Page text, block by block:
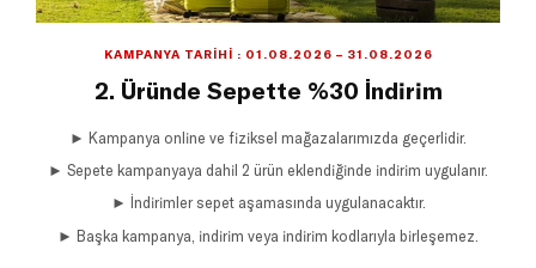
KAMPANYA TARIHI : 01.08.2026 – 31.08.2026
2. Üründe Sepette %30 İndirim
► Kampanya online ve fiziksel mağazalarımızda geçerlidir.
► Sepete kampanyaya dahil 2 ürün eklendiğinde indirim uygulanır.
► İndirimler sepet aşamasında uygulanacaktır.
► Başka kampanya, indirim veya indirim kodlarıyla birleşemez.